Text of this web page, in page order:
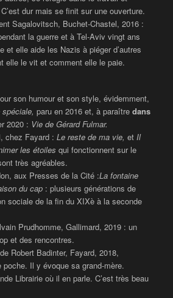
dur mais se finit sur une ouverture.
Sagalovitsch, Buchet-Chastel, 2016 :
la guerre et à Tel-Aviv vingt ans
et elle aide les Nazis à piéger d’autres
elle le vit et comment elle le paie.
son humour et son style, évidemment,
paru en 2016 et, à paraîtredans
2020 : Vie de Gérard Fulmar.
chez Fayard :Le reste de ma vie, etIl
les étoilesqui fonctionnent sur le
très agréables.
aux Presses de la Cité :La fontaine
du cap : plusieurs générations de
sociale de la fin du XIXè à la seconde
Prudhomme, Gallimard, 2019 : un
et des rencontres.
de Robert Badinter, Fayard, 2018,
poche. Il y évoque sa grand-mère.
Librairie où il en parle. C’est très beau